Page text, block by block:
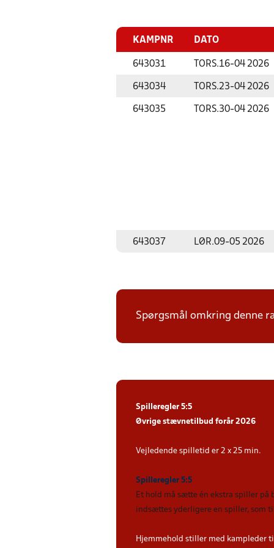
KAMPNR DATO
643031 TORS.16-04 2026
643034 TORS.23-04 2026
643035 TORS.30-04 2026
643037 LØR.09-05 2026
Spørgsmål omkring denne
Spilleregler 5:5
Øvrige stævnetilbud forår 2026
Vejledende spilletid er 2 x 25 min.
Spilleregler 5:5
Et hold må sætte én ekstra spiller på
indsættes yderligere en spiller, som
Hjemmehold stiller med kampleder